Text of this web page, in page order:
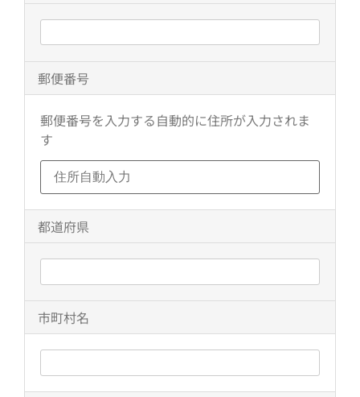
郵便番号
郵便番号を入力する自動的に住所が入力されま
す
都道府県
市町村名